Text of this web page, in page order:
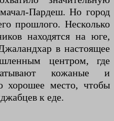
Пардеш. Но город
прошлого. Несколько
находятся на юге,
в настоящее
центром, где
кожаные и
хорошее место, чтобы
к еде.